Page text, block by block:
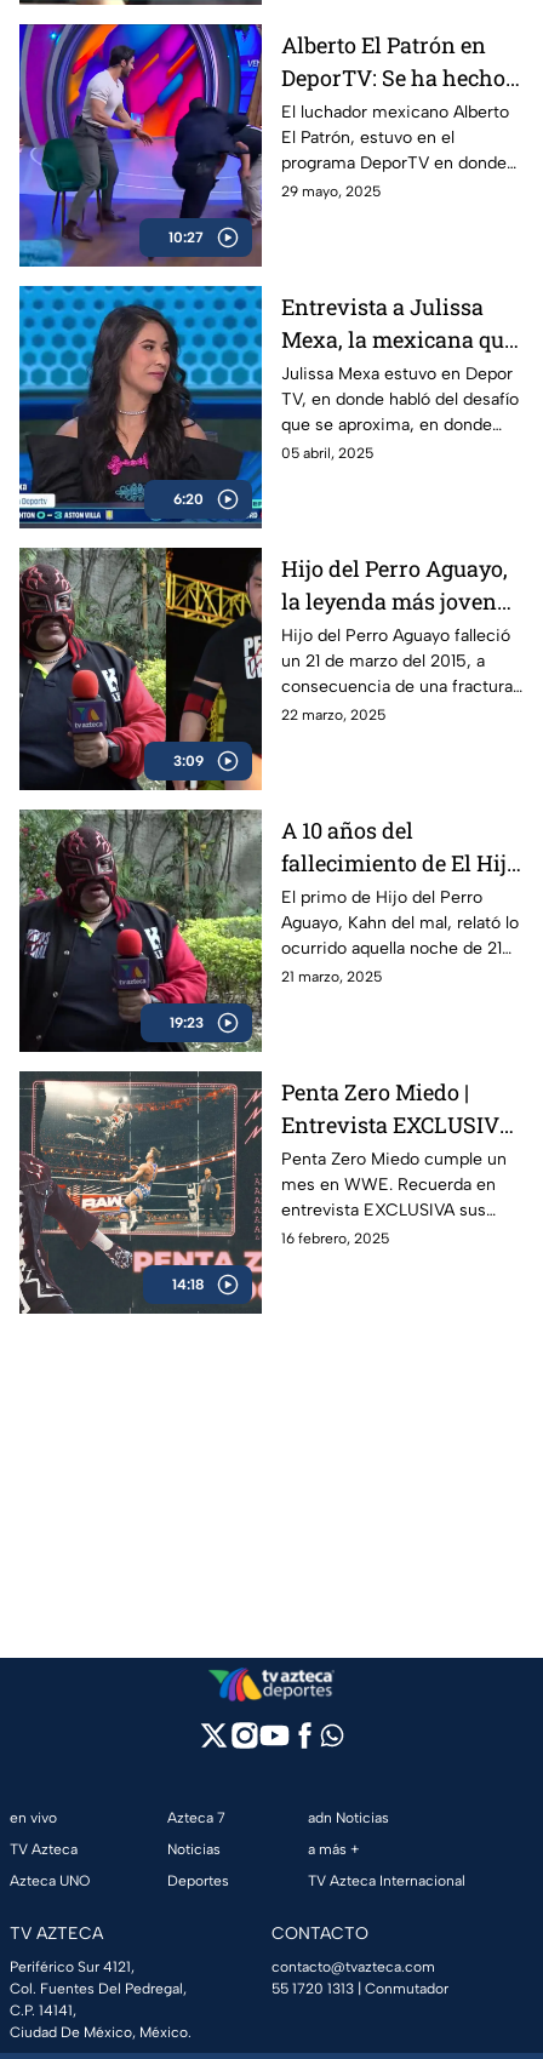
10:27
Alberto El Patrón en
DeporTV: Se ha hecho
todo para poder
regresar a WWE
El luchador mexicano Alberto
El Patrón, estuvo en el
programa DeporTV en donde
habló de su presente como
29 mayo, 2025
6:20
Entrevista a Julissa
Mexa, la mexicana que
expondrá su cabellera
Julissa Mexa estuvo en Depor
TV, en donde habló del desafío
que se aproxima, en donde
expondrá su cabellera ante
05 abril, 2025
3:09
Hijo del Perro Aguayo,
la leyenda más joven
de la lucha libre en
morir | A una década de
su fallecimiento
Hijo del Perro Aguayo falleció
un 21 de marzo del 2015, a
consecuencia de una fractura
cervical mientras luchaba en
22 marzo, 2025
19:23
A 10 años del
fallecimiento de El Hijo
del Perro Aguayo |
Kahn del Mal, primo
del luchador, recuerda
la trágica noche
El primo de Hijo del Perro
Aguayo, Kahn del mal, relató lo
ocurrido aquella noche de 21
de marzo del 2015 en Tijuana,
21 marzo, 2025
14:18
Penta Zero Miedo |
Entrevista EXCLUSIVA
con la figura mexicana
en WWE
Penta Zero Miedo cumple un
mes en WWE. Recuerda en
entrevista EXCLUSIVA sus
inicios, su pasión por la lucha
16 febrero, 2025
en vivo
TV Azteca
Azteca UNO
Azteca 7
Noticias
Deportes
adn Noticias
a más +
TV Azteca Internacional
TV AZTECA
Periférico Sur 4121,
Col. Fuentes Del Pedregal,
C.P. 14141,
Ciudad De México, México.
CONTACTO
contacto@tvazteca.com
55 1720 1313 | Conmutador